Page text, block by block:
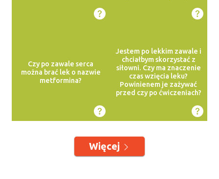
Czy po zawale serca
można brać lek o nazwie
metformina?
Jestem po lekkim zawale i
chciałbym skorzystać z
siłowni. Czy ma znaczenie
czas wzięcia leku?
Powinienem je zażywać
przed czy po ćwiczeniach?
Więcej